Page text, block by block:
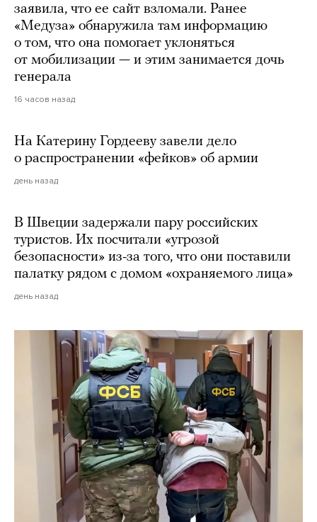
заявила, что ее сайт взломали. Ранее
«Медуза» обнаружила там информацию
о том, что она помогает уклоняться
от мобилизации — и этим занимается дочь
генерала
16 часов назад
На Катерину Гордееву завели дело
о распространении «фейков» об армии
день назад
В Швеции задержали пару российских
туристов. Их посчитали «угрозой
безопасности» из-за того, что они поставили
палатку рядом с домом «охраняемого лица»
день назад